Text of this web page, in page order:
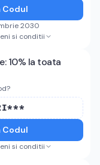
Codul
2030
si conditii
10% la toata
Codul
si conditii